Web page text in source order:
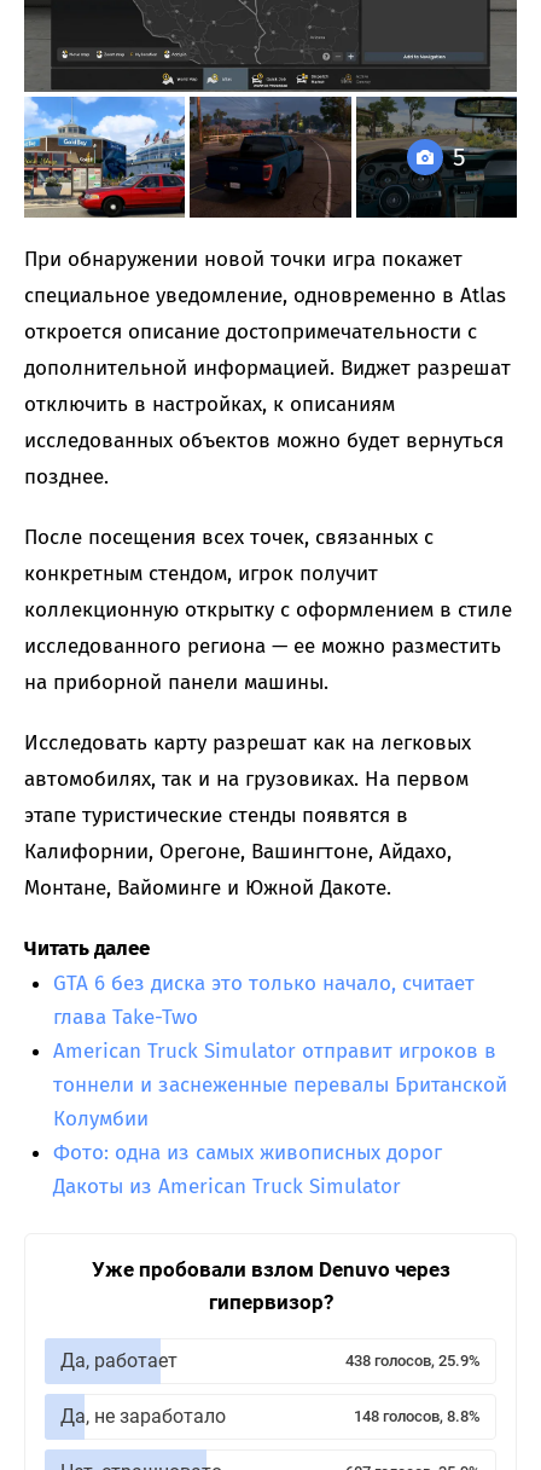
5
При обнаружении новой точки игра покажет
специальное уведомление, одновременно в Atlas
откроется описание достопримечательности с
дополнительной информацией. Виджет разрешат
отключить в настройках, к описаниям
исследованных объектов можно будет вернуться
позднее.
После посещения всех точек, связанных с
конкретным стендом, игрок получит
коллекционную открытку с оформлением в стиле
исследованного региона — ее можно разместить
на приборной панели машины.
Исследовать карту разрешат как на легковых
автомобилях, так и на грузовиках. На первом
этапе туристические стенды появятся в
Калифорнии, Орегоне, Вашингтоне, Айдахо,
Монтане, Вайоминге и Южной Дакоте.
Читать далее
GTA 6 без диска это только начало, считает
глава Take-Two
American Truck Simulator отправит игроков в
тоннели и заснеженные перевалы Британской
Колумбии
Фото: одна из самых живописных дорог
Дакоты из American Truck Simulator
Уже пробовали взлом Denuvo через
гипервизор?
Да, работает 438 голосов, 25.9%
Да, не заработало 148 голосов, 8.8%